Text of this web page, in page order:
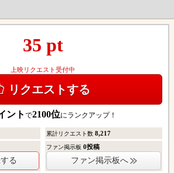
35 pt
上映リクエスト受付中
リクエストする
ント で2100位にランクアップ！
累計リクエスト数8,217
る
ファン掲示板0投稿
ファン掲示板へ